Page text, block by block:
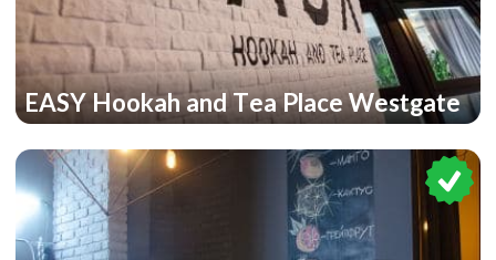
EASY Hookah and Tea Place Westgate